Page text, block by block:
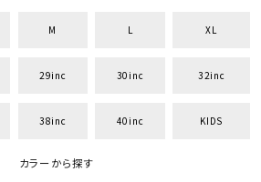
M L XL
29inc 30inc 32inc
38inc 40inc KIDS
カラーから探す